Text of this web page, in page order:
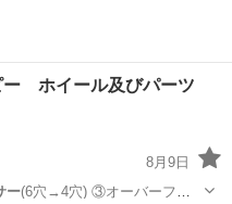
ー ホイール及びパーツ
8月9日
ー(6穴→4穴) ③オーバーフェ